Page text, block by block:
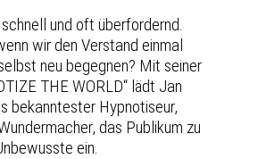
und oft überfordernd.
wir den Verstand einmal
neu begegnen? Mit seiner
THE WORLD“ lädt Jan
bekanntester Hypnotiseur,
das Publikum zu
ein.